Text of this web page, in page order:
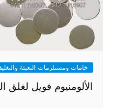
خامات ومستلزمات التعبئة
الألومنيوم فويل لغلق